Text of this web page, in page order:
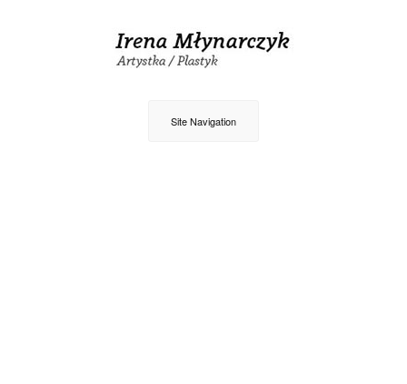
Site Navigation